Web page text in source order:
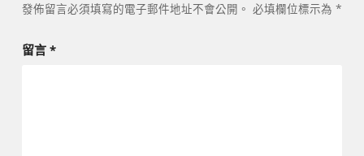
發佈留言必須填寫的電子郵件地址不會公開。 必填欄位標示為 *
留言 *